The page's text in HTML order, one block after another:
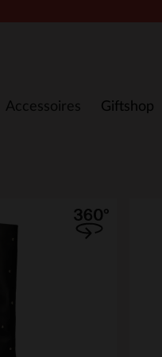
Accessoires Giftshop